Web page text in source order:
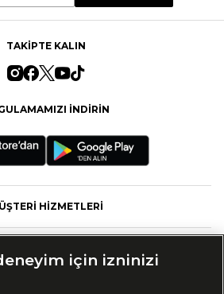
TAKİPTE KALIN
İNDİRİN
HİZMETLERİ
için izninizi